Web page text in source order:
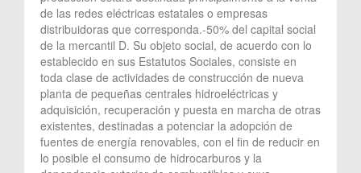
de las redes eléctricas estatales o empresas
distribuidoras que corresponda.-50% del capital social
de la mercantil D. Su objeto social, de acuerdo con lo
establecido en sus Estatutos Sociales, consiste en
toda clase de actividades de construcción de nueva
planta de pequeñas centrales hidroeléctricas y
adquisición, recuperación y puesta en marcha de otras
existentes, destinadas a potenciar la adopción de
fuentes de energía renovables, con el fin de reducir en
lo posible el consumo de hidrocarburos y la